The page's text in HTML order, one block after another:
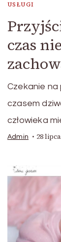
USŁUGI
czas
Czekanie
czasem
człowieka
Admin 28